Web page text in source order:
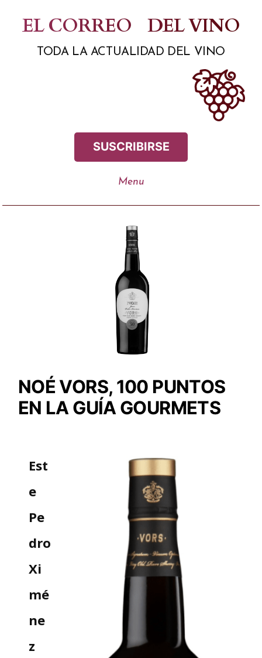
contenido
EL CORREO DEL VINO
TODA LA ACTUALIDAD DEL VINO
SUSCRIBIRSE
NOÉ VORS, 100 PUNTOS
EN LA GUÍA GOURMETS
Est
e
Pe
dro
Xi
mé
ne
z